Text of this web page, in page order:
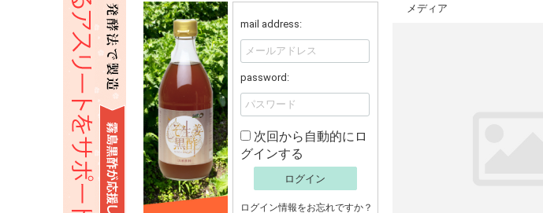
メディア
mail address:
password:
次回から自動的にロ
グインする
ログイン
ログイン情報をお忘れですか？